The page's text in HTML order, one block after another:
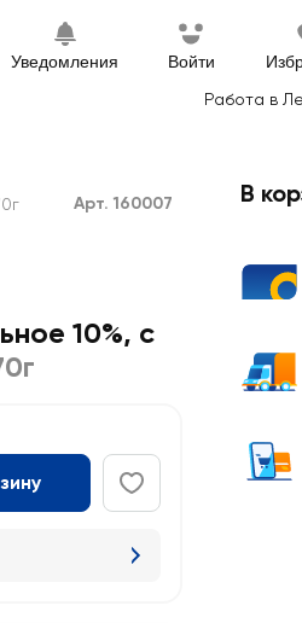
Уведомления Войти
Работа в
Арт. 160007
10%, с
В